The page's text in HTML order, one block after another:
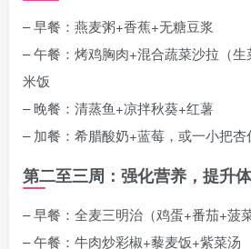
– 早餐：燕麦粥+香蕉+无糖豆浆
– 午餐：烤鸡胸肉+混合蔬菜沙拉（
米饭
– 晚餐：清蒸鱼+凉拌秋葵+红薯
– 加餐：希腊酸奶+蓝莓，或一小把杏
第二至三周：强化营养，提升
– 早餐：全麦三明治（鸡蛋+番茄+菠
– 午餐：牛肉炒彩椒+藜麦饭+紫菜汤